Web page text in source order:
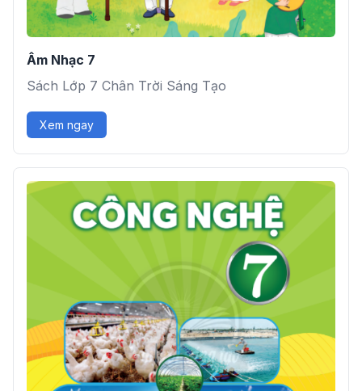
Âm Nhạc 7
Sách Lớp 7 Chân Trời Sáng Tạo
Xem ngay